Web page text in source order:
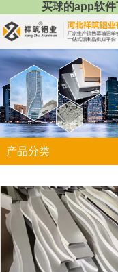
买球的app软
产品分类